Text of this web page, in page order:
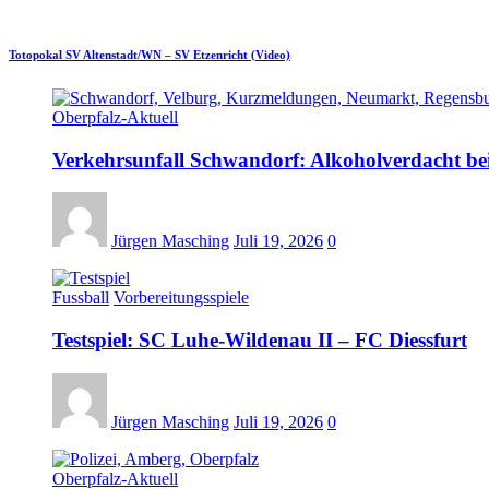
Totopokal SV Altenstadt/WN – SV Etzenricht (Video)
Oberpfalz-Aktuell
Verkehrsunfall Schwandorf: Alkoholverdacht
Jürgen Masching Juli 19, 2026 0
Fussball Vorbereitungsspiele
Testspiel: SC Luhe-Wildenau II – FC Diessfurt
Jürgen Masching Juli 19, 2026 0
Oberpfalz-Aktuell